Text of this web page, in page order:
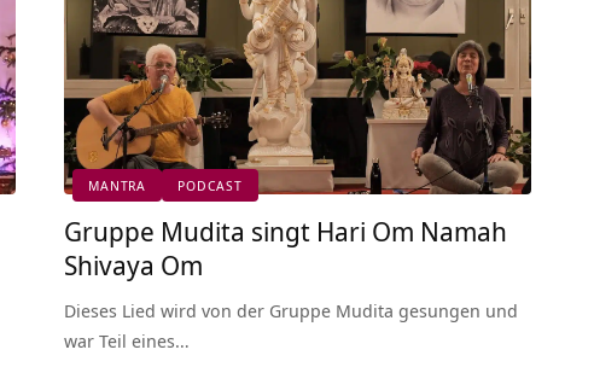
MANTRA PODCAST
Gruppe Mudita singt Hari Om Namah
Shivaya Om
Dieses Lied wird von der Gruppe Mudita gesungen und
war Teil eines…